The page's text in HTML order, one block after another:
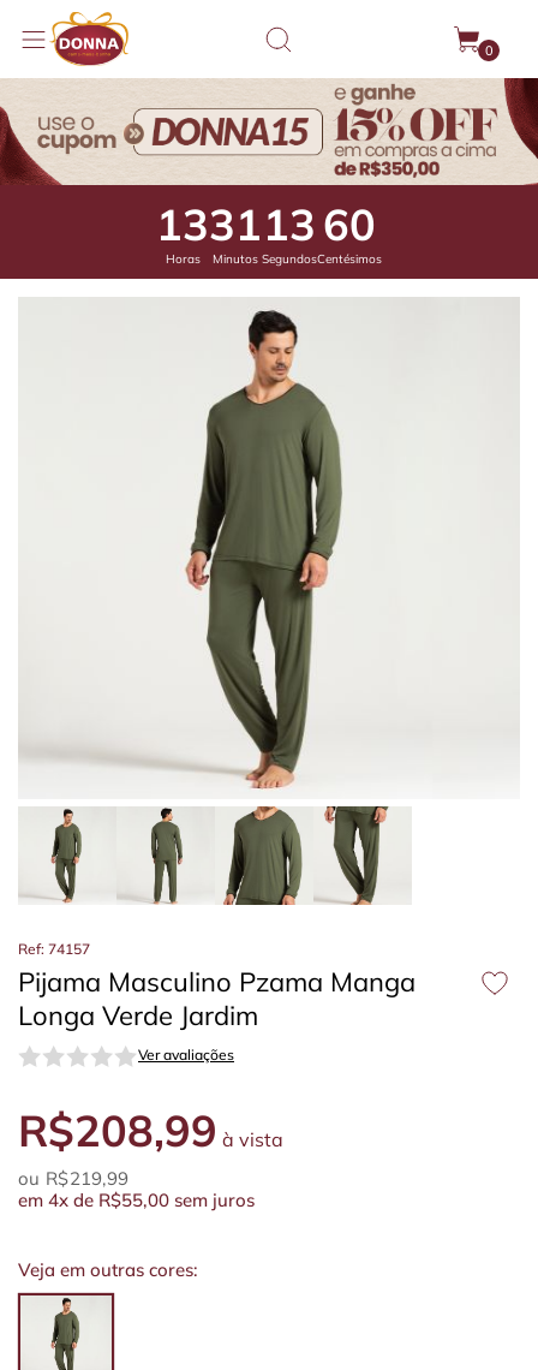
0
13
Horas
31
Minutos
13
Segundos
18
Centésimos
Ref: 74157
Pijama Masculino Pzama Manga
Longa Verde Jardim
Ver avaliações
R$208,99 à vista
R$219,99
em 4x de R$55,00 sem juros
Veja em outras cores: